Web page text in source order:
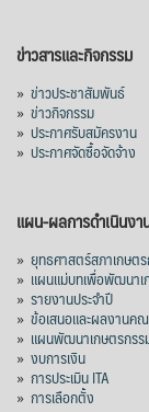
ส่งออกมันครึ่งปี
ลด 51.63% ยัง
mgronline.com
View on Facebook
สภาเกษต
1 day ago
คณะรัฐมนตรี อนุ
คลองวังโตนด วง
ผลสำเร็จการผลั
ข่าวสารและกิจกรรม
» ข่าวประชาสัมพันธ์
» ข่าวกิจกรรม
» ประกาศรับสมัครงาน
» ประกาศจัดซื้อจัดจ้าง
แผน-ผลการดำเนินงา
» ยุทธศาสตร์สภาเกษต
» แผนแม่บทเพื่อพัฒนาเ
» รายงานประจำปี
» ข้อเสนอและผลงานค
» แผนพัฒนาเกษตรกรร
» งบการเงิน
» การประเมิน ITA
» การเลือกตั้ง